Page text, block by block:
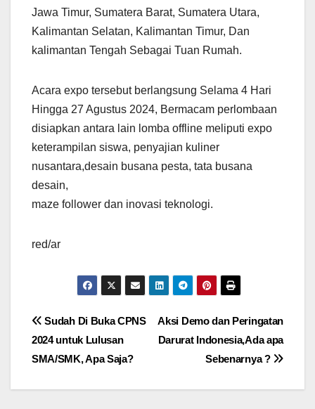
Jawa Timur, Sumatera Barat, Sumatera Utara,
Kalimantan Selatan, Kalimantan Timur, Dan
kalimantan Tengah Sebagai Tuan Rumah.
Acara expo tersebut berlangsung Selama 4 Hari
Hingga 27 Agustus 2024, Bermacam perlombaan
disiapkan antara lain lomba offline meliputi expo
keterampilan siswa, penyajian kuliner
nusantara,desain busana pesta, tata busana
desain,
maze follower dan inovasi teknologi.
red/ar
Navigasi
pos
Aksi Demo dan Peringatan
Darurat Indonesia,Ada apa
Sebenarnya ?
Sudah Di Buka CPNS
2024 untuk Lulusan
SMA/SMK, Apa Saja?